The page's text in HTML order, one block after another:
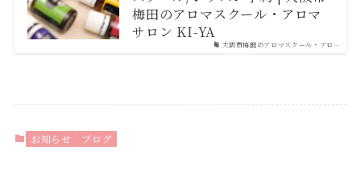
大阪市梅田のアロマスクール・アロ…
梅田のアロマスクール・アロマ
サロン KI-YA
お知らせ ブログ